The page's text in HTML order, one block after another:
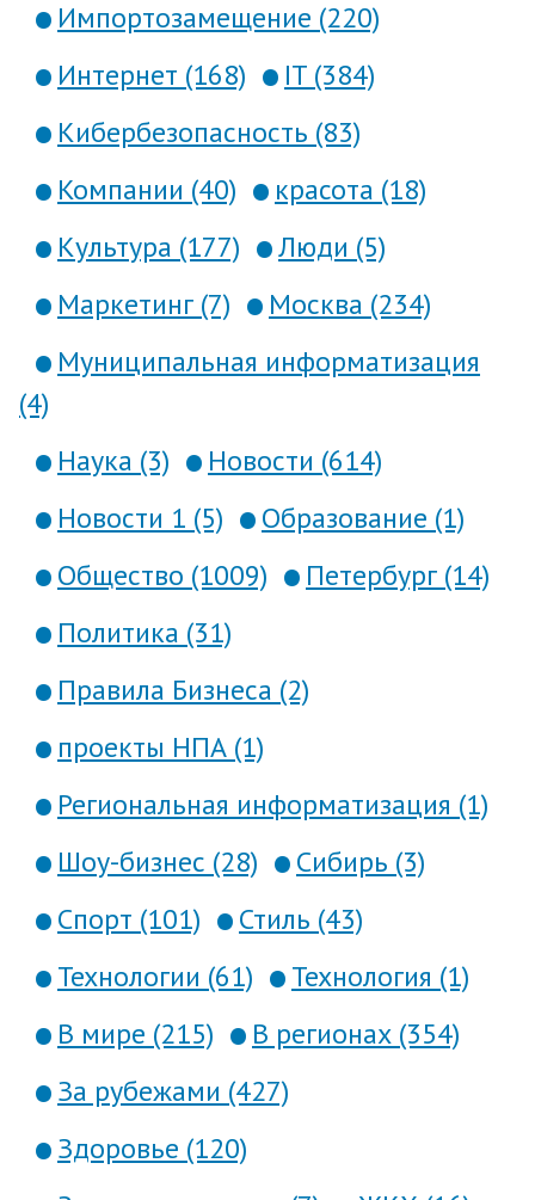
Импортозамещение (220)
Интернет (168)
IT (384)
Кибербезопасность (83)
Компании (40)
красота (18)
Культура (177)
Люди (5)
Маркетинг (7)
Москва (234)
Муниципальная информатизация
(4)
Наука (3)
Новости (614)
Новости 1 (5)
Образование (1)
Общество (1009)
Петербург (14)
Политика (31)
Правила Бизнеса (2)
проекты НПА (1)
Региональная информатизация (1)
Шоу-бизнес (28)
Сибирь (3)
Спорт (101)
Стиль (43)
Технологии (61)
Технология (1)
В мире (215)
В регионах (354)
За рубежами (427)
Здоровье (120)